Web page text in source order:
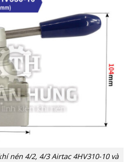
nén 4/2, 4/3 Airtac 4HV310-10 và